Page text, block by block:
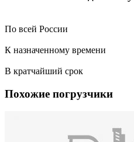
По всей России
К назначенному времени
В кратчайший срок
Похожие погрузчики